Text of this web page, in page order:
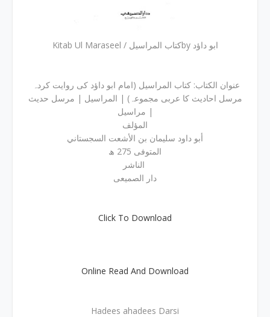
Kitab Ul Maraseel ‎/ کتاب المراسیلby ‎ابو داؤد
مرسل احادیث کا عربی مجموعہ) | المراسیل | مرسل حدیث
| مراسیل
المؤلف
أبو داود سلیمان بن الأشعت السجستاني
المتوفی 275 ھ
دار الصمیعی
Click To Download
Online Read And Download
Hadees ahadees Darsi